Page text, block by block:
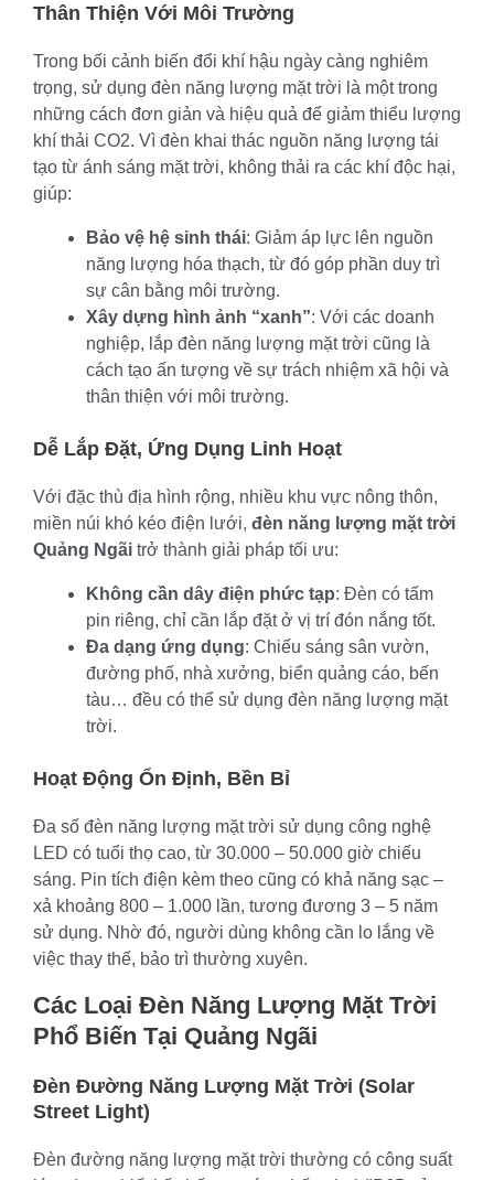
Thân Thiện Với Môi Trường
Trong bối cảnh biến đổi khí hậu ngày càng nghiêm
trọng, sử dụng đèn năng lượng mặt trời là một trong
những cách đơn giản và hiệu quả để giảm thiểu lượng
khí thải CO2. Vì đèn khai thác nguồn năng lượng tái
tạo từ ánh sáng mặt trời, không thải ra các khí độc hại,
giúp:
Bảo vệ hệ sinh thái: Giảm áp lực lên nguồn
năng lượng hóa thạch, từ đó góp phần duy trì
sự cân bằng môi trường.
Xây dựng hình ảnh “xanh”: Với các doanh
nghiệp, lắp đèn năng lượng mặt trời cũng là
cách tạo ấn tượng về sự trách nhiệm xã hội và
thân thiện với môi trường.
Dễ Lắp Đặt, Ứng Dụng Linh Hoạt
Với đặc thù địa hình rộng, nhiều khu vực nông thôn,
miền núi khó kéo điện lưới, đèn năng lượng mặt trời
Quảng Ngãi trở thành giải pháp tối ưu:
Không cần dây điện phức tạp: Đèn có tấm
pin riêng, chỉ cần lắp đặt ở vị trí đón nắng tốt.
Đa dạng ứng dụng: Chiếu sáng sân vườn,
đường phố, nhà xưởng, biển quảng cáo, bến
tàu… đều có thể sử dụng đèn năng lượng mặt
trời.
Hoạt Động Ổn Định, Bền Bỉ
Đa số đèn năng lượng mặt trời sử dụng công nghệ
LED có tuổi thọ cao, từ 30.000 – 50.000 giờ chiếu
sáng. Pin tích điện kèm theo cũng có khả năng sạc –
xả khoảng 800 – 1.000 lần, tương đương 3 – 5 năm
sử dụng. Nhờ đó, người dùng không cần lo lắng về
việc thay thế, bảo trì thường xuyên.
Các Loại Đèn Năng Lượng Mặt Trời
Phổ Biến Tại Quảng Ngãi
Đèn Đường Năng Lượng Mặt Trời (Solar
Street Light)
Đèn đường năng lượng mặt trời thường có công suất